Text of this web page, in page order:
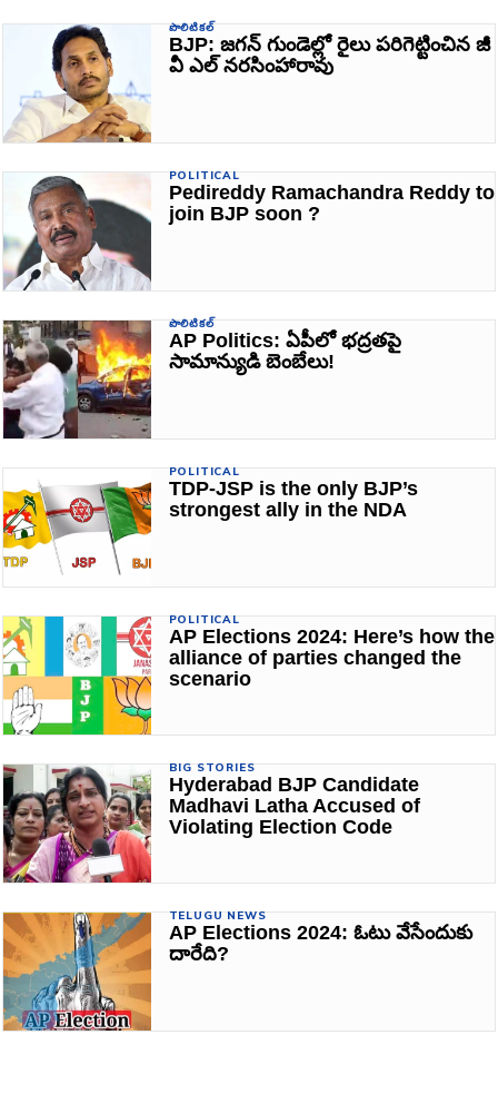
పొలిటికల్
BJP: జగన్ గుండెల్లో రైలు పరిగెట్టించిన జీ
వీ ఎల్ నరసింహారావు
POLITICAL
Pedireddy Ramachandra Reddy to
join BJP soon ?
పొలిటికల్
AP Politics: ఏపీలో భద్రతపై
సామాన్యుడి బెంబేలు!
POLITICAL
TDP-JSP is the only BJP’s
strongest ally in the NDA
POLITICAL
AP Elections 2024: Here’s how the
alliance of parties changed the
scenario
BIG STORIES
Hyderabad BJP Candidate
Madhavi Latha Accused of
Violating Election Code
TELUGU NEWS
AP Elections 2024: ఓటు వేసేందుకు
దారేది?